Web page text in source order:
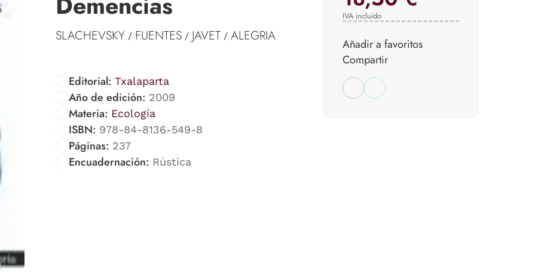
SLACHEVSKY / FUENTES / JAVET / ALEGRIA
Editorial: Txalaparta
Año de edición: 2009
Materia: Ecología
ISBN: 978-84-8136-549-8
Páginas: 237
Encuadernación: Rústica
IVA incluido
Añadir a favoritos
Compartir